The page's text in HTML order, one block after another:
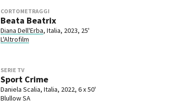
CORTOMETRAGGI
Beata Beatrix
Diana Dell'Erba, Italia, 2023, 25'
L'Altrofilm
SERIE TV
Sport Crime
Daniela Scalia, Italia, 2022, 6 x 50'
Blullow SA